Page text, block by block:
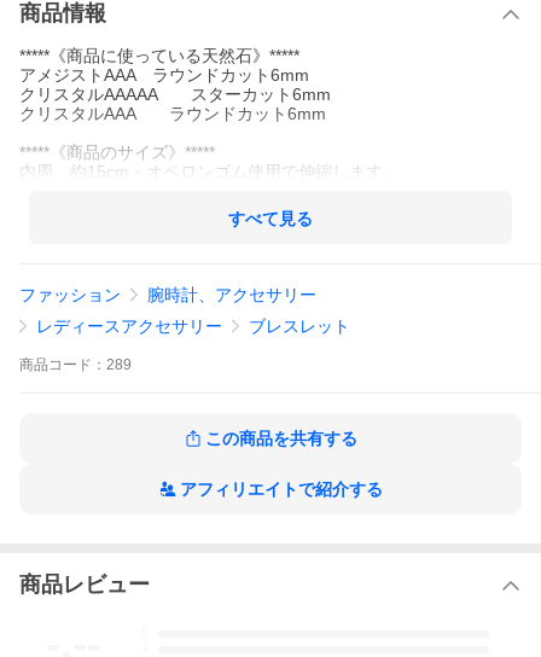
商品情報
*****《商品に使っている天然石》*****
アメジストAAA ラウンドカット6mm
クリスタルAAAAA スターカット6mm
クリスタルAAA ラウンドカット6mm
*****《商品のサイズ》*****
内周 約15cm・オペロンゴム使用で伸縮します。
すべて見る
ファッション
腕時計、アクセサリー
レディースアクセサリー
ブレスレット
商品 コード： 289
この商品を共有する
アフィリエイトで紹介する
商品レビュー